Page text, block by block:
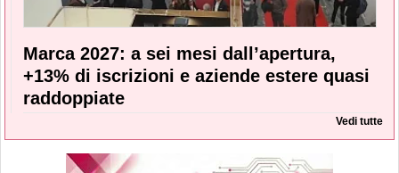
Marca 2027: a sei mesi dall’apertura,
+13% di iscrizioni e aziende estere quasi
raddoppiate
Vedi tutte